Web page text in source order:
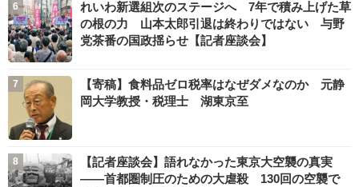
れいわ新選組次のステージへ 7年で積み上げた草
の根の力 山本太郎引退は終わりではない 与野
党茶番の国政揺らせ【記者座談会】
【寄稿】食料品ゼロ税率はなぜダメなのか 元静
岡大学教授・税理士 湖東京至
【記者座談会】語れなかった東京大空襲の真実
――首都圏制圧のための大虐殺 130回の空襲で